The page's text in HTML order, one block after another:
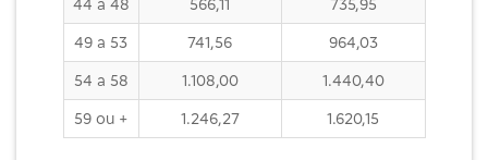
49 a 53 741,56 964,03
54 a 58 1.108,00 1.440,40
59 ou + 1.246,27 1.620,15